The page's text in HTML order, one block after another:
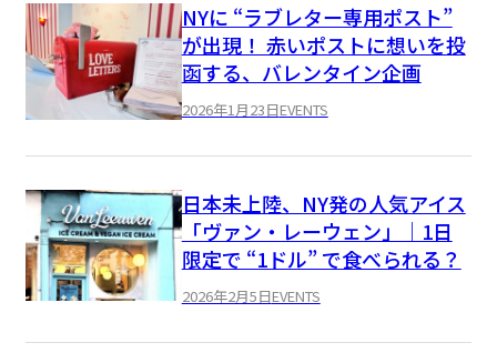
NYに “ラブレター専用ポスト”
が出現！ 赤いポストに想いを投
函する、バレンタイン企画
2026年1月23日EVENTS
日本未上陸、NY発の人気アイス
「ヴァン・レーウェン」｜1日
限定で “1ドル” で食べられる？
2026年2月5日EVENTS